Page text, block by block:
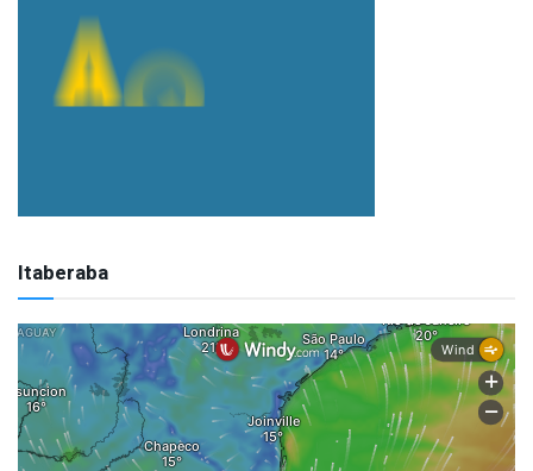
Itaberaba